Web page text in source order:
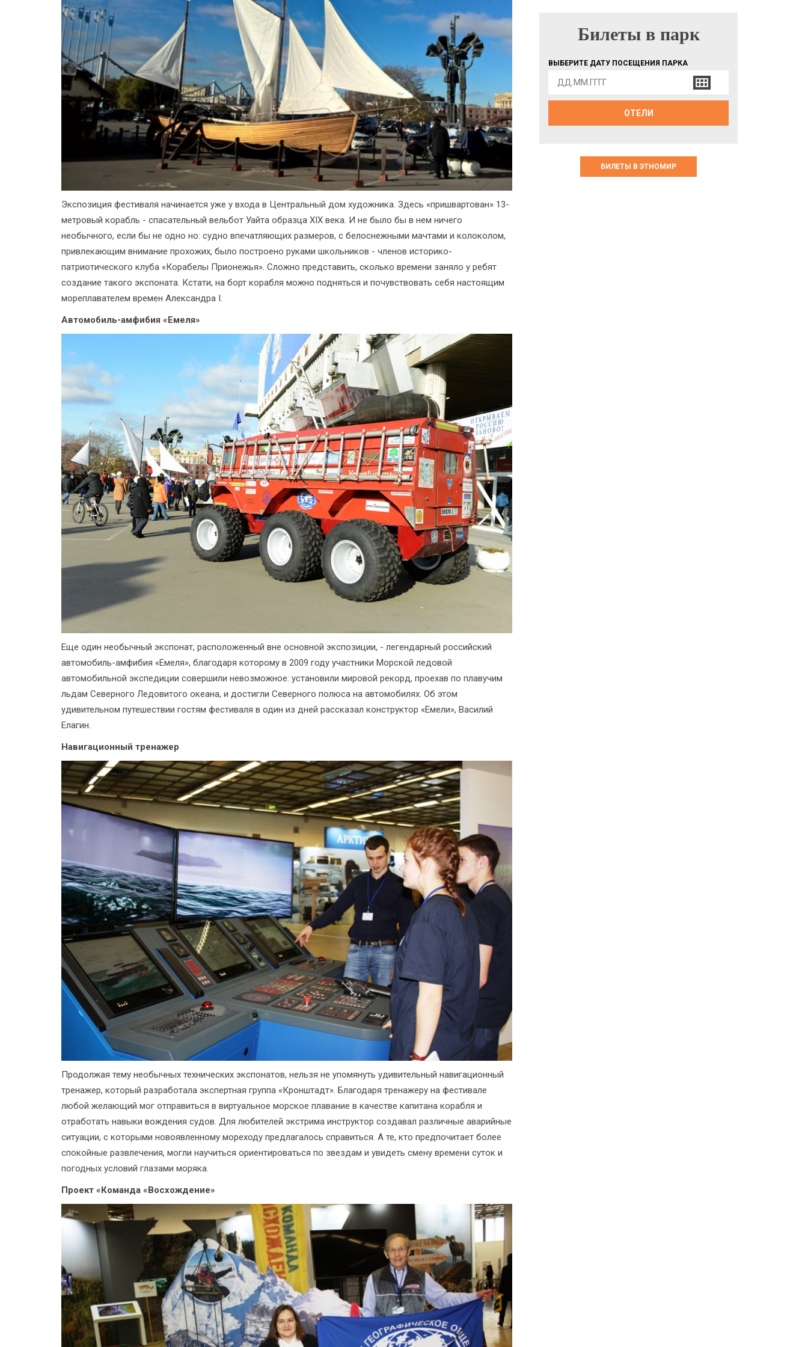
Экспозиция фестиваля начинается уже у входа в Центральный дом художника. Здесь «пришвартован» 13-
метровый корабль - спасательный вельбот Уайта образца XIX века. И не было бы в нем ничего
необычного, если бы не одно но: судно впечатляющих размеров, с белоснежными мачтами и колоколом,
привлекающим внимание прохожих, было построено руками школьников - членов историко-
патриотического клуба «Корабелы Прионежья». Сложно представить, сколько времени заняло у ребят
создание такого экспоната. Кстати, на борт корабля можно подняться и почувствовать себя настоящим
мореплавателем времен Александра I.
Автомобиль-амфибия «Емеля»
Еще один необычный экспонат, расположенный вне основной экспозиции, - легендарный российский
автомобиль-амфибия «Емеля», благодаря которому в 2009 году участники Морской ледовой
автомобильной экспедиции совершили невозможное: установили мировой рекорд, проехав по плавучим
льдам Северного Ледовитого океана, и достигли Северного полюса на автомобилях. Об этом
удивительном путешествии гостям фестиваля в один из дней рассказал конструктор «Емели», Василий
Елагин.
Навигационный тренажер
Продолжая тему необычных технических экспонатов, нельзя не упомянуть удивительный навигационный
тренажер, который разработала экспертная группа «Кронштадт». Благодаря тренажеру на фестивале
любой желающий мог отправиться в виртуальное морское плавание в качестве капитана корабля и
отработать навыки вождения судов. Для любителей экстрима инструктор создавал различные аварийные
ситуации, с которыми новоявленному мореходу предлагалось справиться. А те, кто предпочитает более
спокойные развлечения, могли научиться ориентироваться по звездам и увидеть смену времени суток и
погодных условий глазами моряка.
Проект «Команда «Восхождение»
БИЛЕТЫ В ПАРК
Билеты в парк
ВЫБЕРИТЕ ДАТУ ПОСЕЩЕНИЯ ПАРКА
ОТЕЛИ
БИЛЕТЫ В ЭТНОМИР